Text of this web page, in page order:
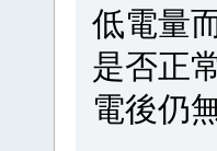
低電量
是否正
電後仍